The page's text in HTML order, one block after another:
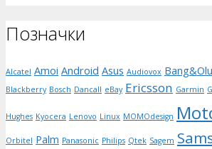
Позначки
Alcatel Amoi Android Asus Audiovox
Blackberry Bosch Dancall eBay Ericsson Garmin
Hughes Kyocera Lenovo Linux MOMOdesign
Orbitel Palm Panasonic Philips Qtek Sagem